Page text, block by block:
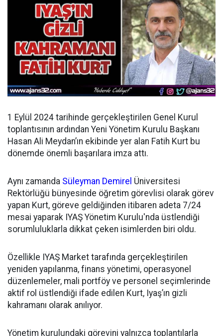
1 Eylül 2024 tarihinde gerçekleştirilen Genel Kurul
toplantısının ardından Yeni Yönetim Kurulu Başkanı
Hasan Ali Meydan’ın ekibinde yer alan Fatih Kurt bu
dönemde önemli başarılara imza attı.
Aynı zamanda Süleyman Demirel Üniversitesi
Rektörlüğü bünyesinde öğretim görevlisi olarak görev
yapan Kurt, göreve geldiğinden itibaren adeta 7/24
mesai yaparak IYAŞ Yönetim Kurulu'nda üstlendiği
sorumluluklarla dikkat çeken isimlerden biri oldu.
Özellikle IYAŞ Market tarafında gerçekleştirilen
yeniden yapılanma, finans yönetimi, operasyonel
düzenlemeler, mali portföy ve personel seçimlerinde
aktif rol üstlendiği ifade edilen Kurt, Iyaş’ın gizli
kahramanı olarak anılıyor.
Yönetim kurulundaki görevini yalnızca toplantılarla